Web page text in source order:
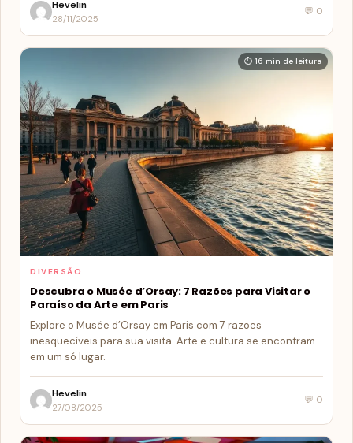
Hevelin
28/11/2025
💬 0
⏱ 16 min de leitura
DIVERSÃO
Descubra o Musée d’Orsay: 7 Razões para Visitar o
Paraíso da Arte em Paris
Explore o Musée d’Orsay em Paris com 7 razões
inesquecíveis para sua visita. Arte e cultura se encontram
em um só lugar.
Hevelin
27/08/2025
💬 0